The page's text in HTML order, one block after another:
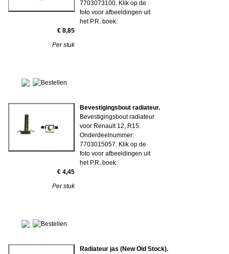
7703073100. Klik op de
foto voor afbeeldingen uit
het P.R. boek.
€ 8,85
Per stuk
Bevestigingsbout radiateur.
Bevestigingsbout radiateur
voor Renault 12, R15.
Onderdeelnummer:
7703015057. Klik op de
foto voor afbeeldingen uit
het P.R. boek.
€ 4,45
Per stuk
Radiateur jas (New Old Stock).